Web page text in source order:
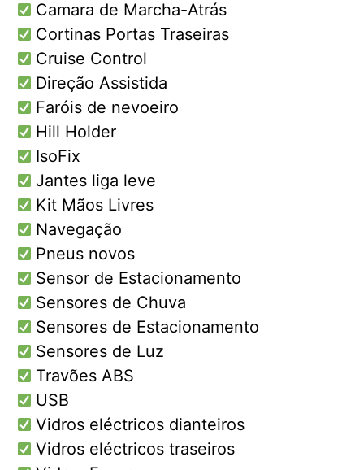
Camara de Marcha-Atrás
Cortinas Portas Traseiras
Cruise Control
Direção Assistida
Faróis de nevoeiro
Hill Holder
IsoFix
Jantes liga leve
Kit Mãos Livres
Navegação
Pneus novos
Sensor de Estacionamento
Sensores de Chuva
Sensores de Estacionamento
Sensores de Luz
Travões ABS
USB
Vidros eléctricos dianteiros
Vidros eléctricos traseiros